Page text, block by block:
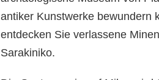
antiker Kunstwerke bewundern
entdecken Sie verlassene
Sarakiniko.